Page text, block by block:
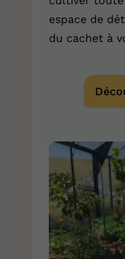
espace de
du cachet à